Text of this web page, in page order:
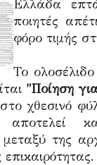
Ελλάδα
ποιητές
φόρο τιμής
Το
"Ποίηση
χθεσινό
αποτελεί
μεταξύ της